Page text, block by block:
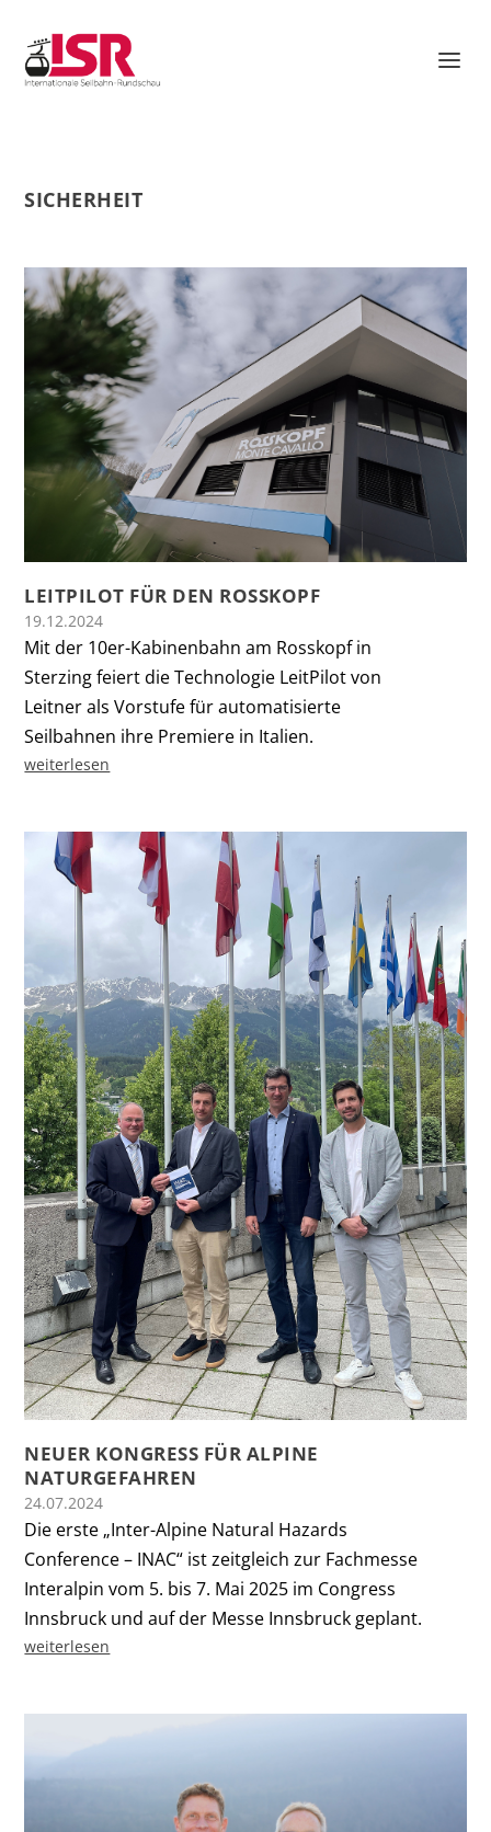
SICHERHEIT
LEITPILOT FÜR DEN ROSSKOPF
19.12.2024
Mit der 10er-Kabinenbahn am Rosskopf in
Sterzing feiert die Technologie LeitPilot von
Leitner als Vorstufe für automatisierte
Seilbahnen ihre Premiere in Italien.
weiterlesen
NEUER KONGRESS FÜR ALPINE
NATURGEFAHREN
24.07.2024
Die erste „Inter-Alpine Natural Hazards
Conference – INAC“ ist zeitgleich zur Fachmesse
Interalpin vom 5. bis 7. Mai 2025 im Congress
Innsbruck und auf der Messe Innsbruck geplant.
weiterlesen